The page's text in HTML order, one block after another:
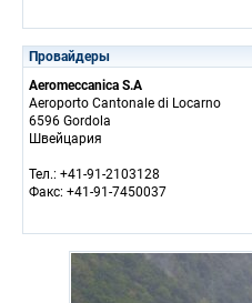
Провайдеры
Aeromeccanica S.A
Aeroporto Cantonale di Locarno
6596 Gordola
Швейцария
Тел.: +41-91-2103128
Факс: +41-91-7450037